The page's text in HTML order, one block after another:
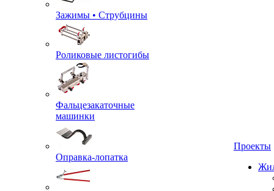
Зажимы • Струбцины
Роликовые листогибы
Фальцезакаточные
машинки
Оправка-лопатка